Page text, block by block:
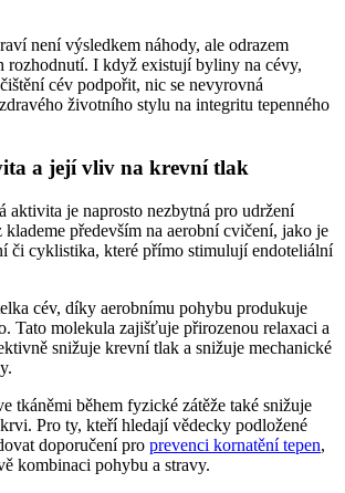
není výsledkem náhody, ale odrazem
rozhodnutí. I když existují byliny na cévy,
cév podpořit, nic se nevyrovná
životního stylu na integritu tepenného
a její vliv na krevní tlak
aktivita je naprosto nezbytná pro udržení
klademe především na aerobní cvičení, jako je
či cyklistika, které přímo stimulují endoteliální
cév, díky aerobnímu pohybu produkuje
Tato molekula zajišťuje přirozenou relaxaci a
snižuje krevní tlak a snižuje mechanické
tkáněmi během fyzické zátěže také snižuje
Pro ty, kteří hledají vědecky podložené
doporučení pro prevenci kornatění tepen,
kombinaci pohybu a stravy.